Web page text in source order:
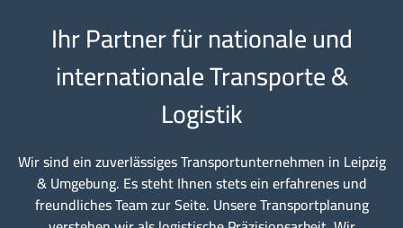
Ihr Partner für nationale und
internationale Transporte &
Logistik
Wir sind ein zuverlässiges Transportunternehmen in Leipzig
& Umgebung. Es steht Ihnen stets ein erfahrenes und
freundliches Team zur Seite. Unsere Transportplanung